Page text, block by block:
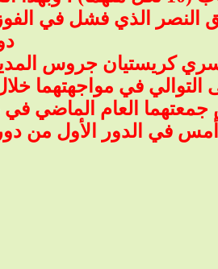
كريستيان جروس المدير
التوالي في
جمعتهما العام
أمس في الدور الأول من